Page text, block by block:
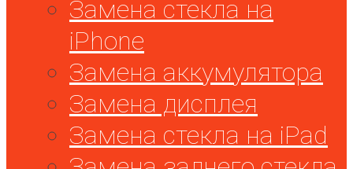
Замена стекла на
iPhone
Замена аккумулятора
Замена дисплея
Замена стекла на iPad